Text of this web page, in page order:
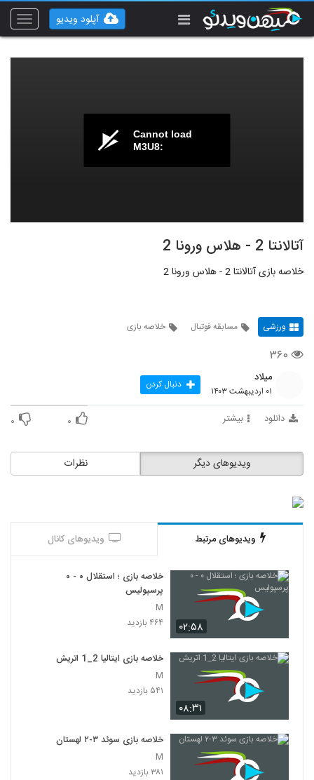
Toggle
آپلود ویدیو
Cannot load
M3U8:
آتالانتا 2 - هلاس ورونا 2
خلاصه بازی آتالانتا 2 - هلاس ورونا 2
ورزشی مسابقه فوتبال خلاصه بازی
۳۶۰
میلاد
۰۱ اردیبهشت ۱۴۰۳ دنبال کردن
دانلود بیشتر ۰ ۰
نظرات ویدیوهای دیگر
ویدیوهای مرتبط ویدیوهای کانال
۰۲:۵۸
خلاصه بازی ؛ استقلال ۰ - ۰
پرسپولیس
M
۴۶۴ بازدید
۰۸:۳۱
خلاصه بازی ایتالیا 2_1 اتريش
M
۵۴۱ بازدید
خلاصه بازی سوئد ۳-۲ لهستان
M
۳۸۱ بازدید